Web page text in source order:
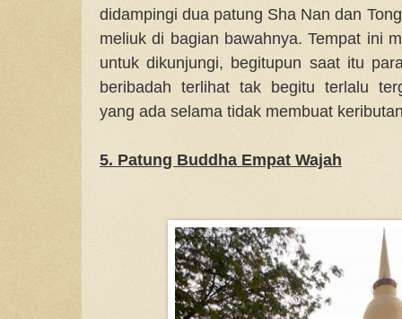
didampingi dua patung Sha Nan dan
meliuk di bagian bawahnya. Tempat ini
untuk dikunjungi, begitupun saat itu
beribadah terlihat tak begitu terlalu
yang ada selama tidak membuat
5. Patung Buddha Empat Wajah